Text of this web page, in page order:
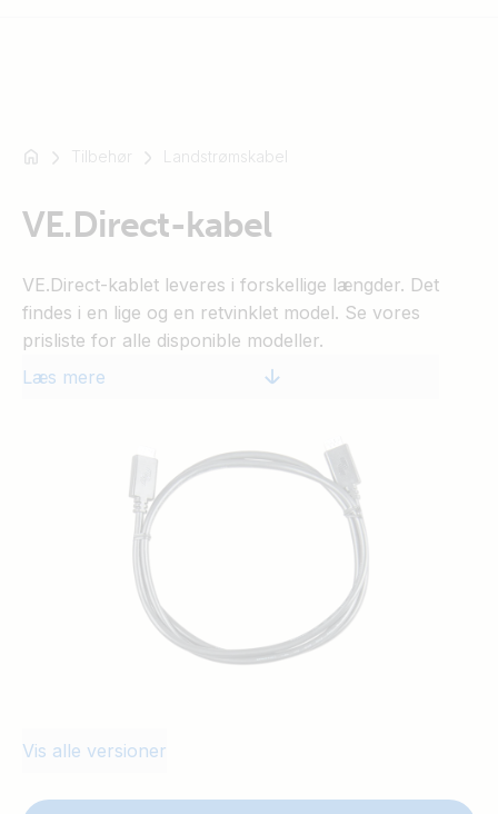
SmartSolar
Multiplus-
Orion
SmartShunt
Tilbehør Landstrømskabel
VE.Direct-kabel
VE.Direct-kablet leveres i forskellige længder. Det
findes i en lige og en retvinklet model. Se vores
prisliste for alle disponible modeller.
Læs mere
Vis alle versioner